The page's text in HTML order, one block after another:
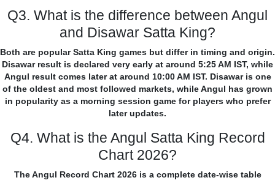
Q3. What is the difference between Angul
and Disawar Satta King?
Both are popular Satta King games but differ in timing and origin.
Disawar result is declared very early at around 5:25 AM IST, while
Angul result comes later at around 10:00 AM IST. Disawar is one
of the oldest and most followed markets, while Angul has grown
in popularity as a morning session game for players who prefer
later updates.
Q4. What is the Angul Satta King Record
Chart 2026?
The Angul Record Chart 2026 is a complete date-wise table